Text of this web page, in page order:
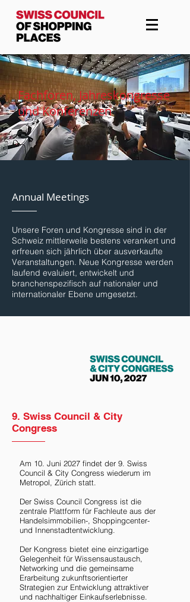
Fachforen, Jahreskongresse
und Konferenzen
Annual Meetings
Unsere Foren und Kongresse sind in der
Schweiz mittlerweile bestens verankert und
erfreuen sich jährlich über ausverkaufte
Veranstaltungen. Neue Kongresse werden
laufend evaluiert, entwickelt und
branchenspezifisch auf nationaler und
internationaler Ebene umgesetzt.
9. Swiss Council & City
Congress
Am 10. Juni 2027 findet der 9. Swiss
Council & City Congress wiederum im
Metropol, Zürich statt.
Der Swiss Council Congress ist die
zentrale Plattform für Fachleute aus der
Handelsimmobilien-, Shoppingcenter-
und Innenstadtentwicklung.
Der Kongress bietet eine einzigartige
Gelegenheit für Wissensaustausch,
Networking und die gemeinsame
Erarbeitung zukunftsorientierter
Strategien zur Entwicklung attraktiver
und nachhaltiger Einkaufserlebnisse.